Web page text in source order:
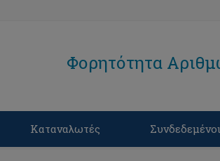
Φορητότητα
Καταναλωτές